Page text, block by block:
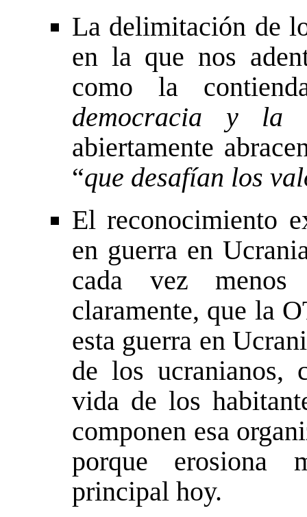
La delimitación de
en la que nos
como la
democracia y la
abiertamente
“que desafían los
El reconocimiento
en guerra en
cada vez menos
claramente, que la
esta guerra en
de los ucranianos,
vida de los
componen esa
porque erosiona
principal hoy.